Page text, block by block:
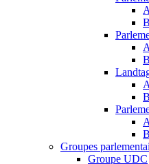
Groupes
Groupe UDC